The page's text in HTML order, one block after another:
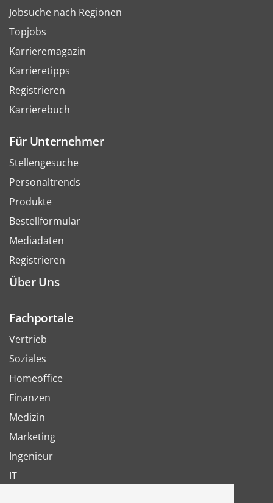
Jobsuche nach Regionen
Topjobs
Karrieremagazin
Karrieretipps
Registrieren
Karrierebuch
Für Unternehmer
Stellengesuche
Personaltrends
Produkte
Bestellformular
Mediadaten
Registrieren
Über Uns
Fachportale
Vertrieb
Soziales
Homeoffice
Finanzen
Medizin
Marketing
Ingenieur
IT